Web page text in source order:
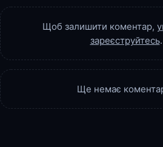
Щоб залишити коментар,
зареєструйтесь.
Ще немає